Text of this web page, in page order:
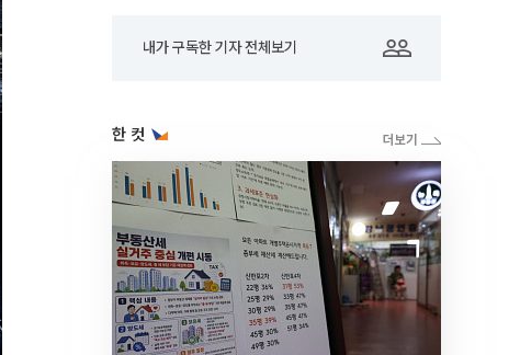
내가 구독한 기자 전체보기
한 컷